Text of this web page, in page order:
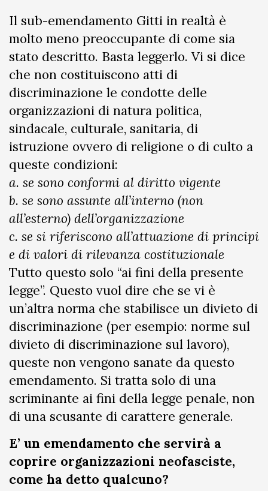
Il sub-emendamento Gitti in realtà è
molto meno preoccupante di come sia
stato descritto. Basta leggerlo. Vi si dice
che non costituiscono atti di
discriminazione le condotte delle
organizzazioni di natura politica,
sindacale, culturale, sanitaria, di
istruzione ovvero di religione o di culto a
queste condizioni:
a. se sono conformi al diritto vigente
b. se sono assunte all’interno (non
all’esterno) dell’organizzazione
c. se si riferiscono all’attuazione di principi
e di valori di rilevanza costituzionale
Tutto questo solo “ai fini della presente
legge”. Questo vuol dire che se vi è
un’altra norma che stabilisce un divieto di
discriminazione (per esempio: norme sul
divieto di discriminazione sul lavoro),
queste non vengono sanate da questo
emendamento. Si tratta solo di una
scriminante ai fini della legge penale, non
di una scusante di carattere generale.
E’ un emendamento che servirà a
coprire organizzazioni neofasciste,
come ha detto qualcuno?